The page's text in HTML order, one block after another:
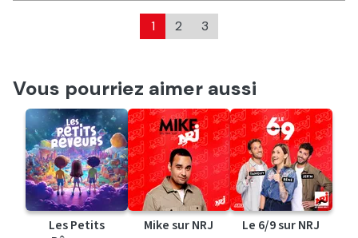
1 2 3
Vous pourriez aimer aussi
Les Petits
Mike sur NRJ Le 6/9 sur NRJ